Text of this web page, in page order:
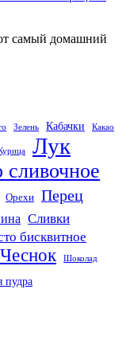
самый домашний
Зелень Кабачки Какао
Лук
Орехи Перец
Сливки
бисквитное
Чеснок Шоколад
пудра